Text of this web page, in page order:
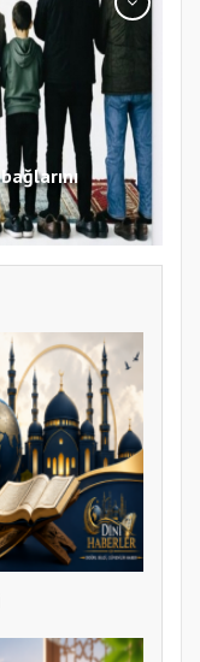
Programı